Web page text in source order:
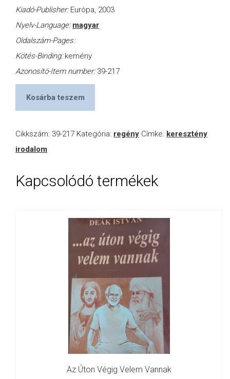
Kiadó-Publisher: Európa, 2003
Nyelv-Language: magyar
Oldalszám-Pages:
Kötés-Binding: kemény
Azonosító-Item number: 39-217
Kosárba teszem
Cikkszám: 39-217 Kategória: regény Címke: keresztény
irodalom
Kapcsolódó termékek
Az Úton Végig Velem Vannak